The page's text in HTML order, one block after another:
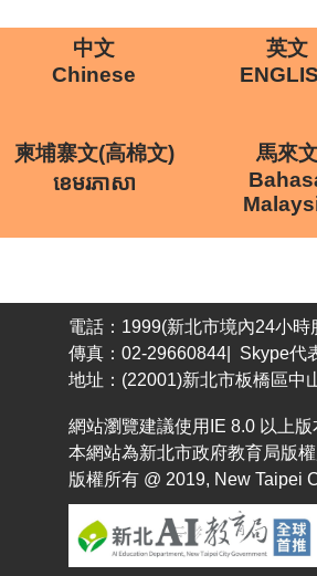
中文
Chinese
英文
柬埔寨文(高棉文)
ខេមរភាសា
馬來
電話：1999(新北市境內24小
傳真：02-29660844| Skype代
地址：(22001)新北市板橋區
網站瀏覽建議使用IE 8.0 以上
本網站為新北市政府教育局版
版權所有 @ 2019, New Taipei